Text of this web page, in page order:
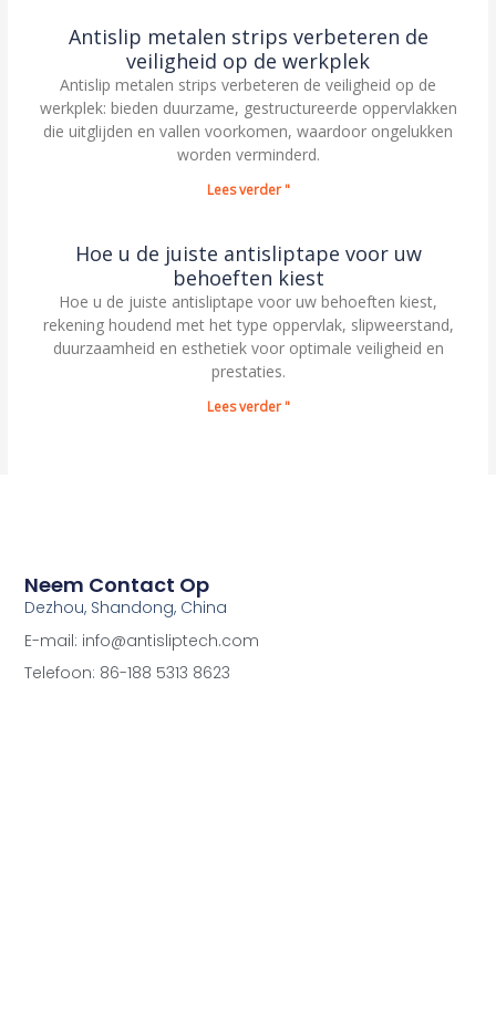
Antislip metalen strips verbeteren de
veiligheid op de werkplek
Antislip metalen strips verbeteren de veiligheid op de
werkplek: bieden duurzame, gestructureerde oppervlakken
die uitglijden en vallen voorkomen, waardoor ongelukken
worden verminderd.
Lees verder "
Hoe u de juiste antisliptape voor uw
behoeften kiest
Hoe u de juiste antisliptape voor uw behoeften kiest,
rekening houdend met het type oppervlak, slipweerstand,
duurzaamheid en esthetiek voor optimale veiligheid en
prestaties.
Lees verder "
Neem Contact Op
Dezhou, Shandong, China
E-mail: info@antisliptech.com
Telefoon: 86-188 5313 8623